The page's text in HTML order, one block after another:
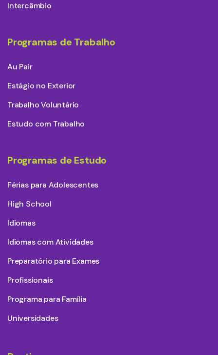
Intercâmbio
Programas de Trabalho
Au Pair
Estágio no Exterior
Trabalho Voluntário
Estudo com Trabalho
Programas de Estudo
Férias para Adolescentes
High School
Idiomas
Idiomas com Atividades
Preparatório para Exames
Profissionais
Programa para Família
Universidades